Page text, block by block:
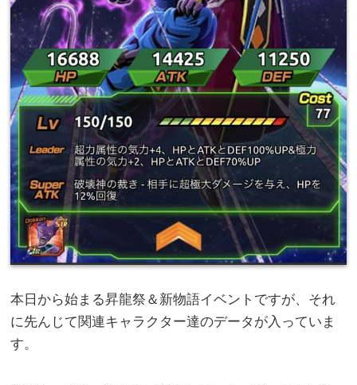
本日から始まる昇龍祭＆新物語イベントですが、それ
に先んじて関連キャラクター達のデータが入っていま
す。